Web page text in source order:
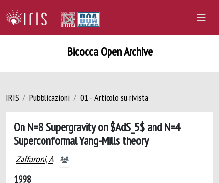
Bicocca Open Archive
IRIS Pubblicazioni 01 - Articolo su rivista
On N=8 Supergravity on $AdS_5$ and N=4
Superconformal Yang-Mills theory
Zaffaroni, A
1998